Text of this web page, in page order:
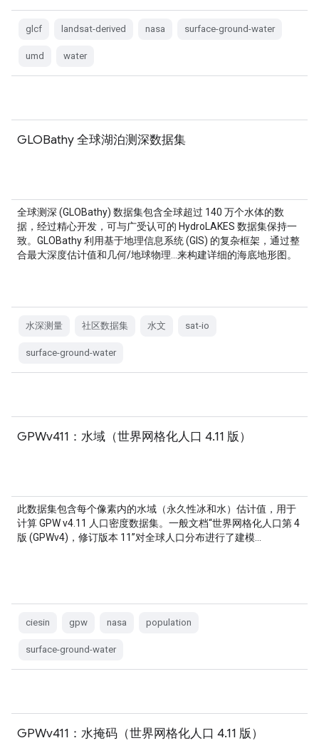
glcf landsat-derived nasa surface-ground-water
umd water
GLOBathy 全球湖泊测深数据集
全球测深 (GLOBathy) 数据集包含全球超过 140 万个水体的数
据，经过精心开发，可与广受认可的 HydroLAKES 数据集保持一
致。GLOBathy 利用基于地理信息系统 (GIS) 的复杂框架，通过整
合最大深度估计值和几何/地球物理…来构建详细的海底地形图。
水深测量 社区数据集 水文 sat-io
surface-ground-water
GPWv411：水域（世界网格化人口 4.11 版）
此数据集包含每个像素内的水域（永久性冰和水）估计值，用于
计算 GPW v4.11 人口密度数据集。一般文档“世界网格化人口第 4
版 (GPWv4)，修订版本 11”对全球人口分布进行了建模…
ciesin gpw nasa population
surface-ground-water
GPWv411：水掩码（世界网格化人口 4.11 版）